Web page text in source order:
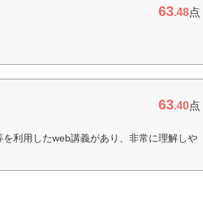
63.48点
63.40点
利用したweb講義があり、非常に理解しや